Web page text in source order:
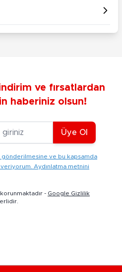
ve fırsatlardan
haberiniz olsun!
E-posta Adresiniz
Üye Ol
ve bu kapsamda
Aydınlatma metnini
- Google Gizlilik